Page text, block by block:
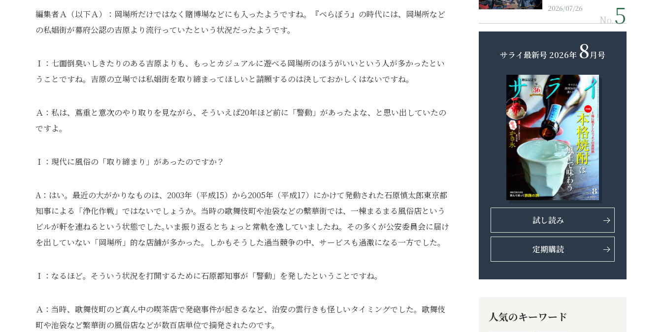
編集者Ａ（以下Ａ）：岡場所だけではなく賭博場などにも入ったようですね。『べらぼう』の時代には、岡場所など
の私娼街が幕府公認の吉原より流行っていたという状況だったようです。
Ｉ：七面倒臭いしきたりのある吉原よりも、もっとカジュアルに遊べる岡場所のほうがいいという人が多かったとい
うことですね。吉原の立場では私娼街を取り締まってほしいと請願するのは決しておかしくはないですね。
Ａ：私は、蔦重と意次のやり取りを見ながら、そういえば20年ほど前に「警動」があったよな、と思い出していたの
ですよ。
Ｉ：現代に風俗の「取り締まり」があったのですか？
A：はい。最近の大がかりなものは、2003年（平成15）から2005年（平成17）にかけて発動された石原慎太郎東京都
知事による「浄化作戦」ではないでしょうか。当時の歌舞伎町や池袋などの繫華街では、一棟まるまる風俗店という
ビルが軒を連ねるという状態でした｡いま振り返るとちょっと常軌を逸していましたね。その多くが公安委員会に届け
を出していない「岡場所」的な店舗が多かった。しかもそうした過当競争の中、サービスも過激になる一方でした｡
Ｉ：なるほど。そういう状況を打開するために石原都知事が「警動」を発したということですね｡
Ａ：当時、歌舞伎町のど真ん中の喫茶店で発砲事件が起きるなど、治安の雲行きも怪しいタイミングでした。歌舞伎
町や池袋など繁華街の風俗店などが数百店単位で摘発されたのです。
2026/07/26
No.
サライ最新号 2026年 8月号
試し読み
定期購読
人気のキーワード